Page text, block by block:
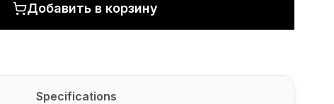
Добавить в корзину
Specifications